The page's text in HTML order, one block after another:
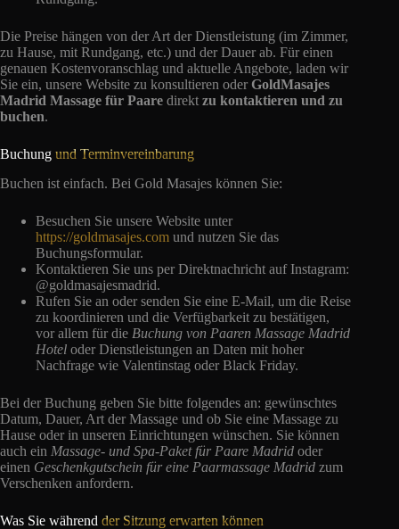
Die Preise hängen von der Art der Dienstleistung (im Zimmer,
zu Hause, mit Rundgang, etc.) und der Dauer ab. Für einen
genauen Kostenvoranschlag und aktuelle Angebote, laden wir
Sie ein, unsere Website zu konsultieren oder GoldMasajes
Madrid Massage für Paare direkt zu kontaktieren und zu
buchen.
Buchung und Terminvereinbarung
Buchen ist einfach. Bei Gold Masajes können Sie:
Besuchen Sie unsere Website unter
https://goldmasajes.com und nutzen Sie das
Buchungsformular.
Kontaktieren Sie uns per Direktnachricht auf Instagram:
@goldmasajesmadrid.
Rufen Sie an oder senden Sie eine E-Mail, um die Reise
zu koordinieren und die Verfügbarkeit zu bestätigen,
vor allem für die Buchung von Paaren Massage Madrid
Hotel oder Dienstleistungen an Daten mit hoher
Nachfrage wie Valentinstag oder Black Friday.
Bei der Buchung geben Sie bitte folgendes an: gewünschtes
Datum, Dauer, Art der Massage und ob Sie eine Massage zu
Hause oder in unseren Einrichtungen wünschen. Sie können
auch ein Massage- und Spa-Paket für Paare Madrid oder
einen Geschenkgutschein für eine Paarmassage Madrid zum
Verschenken anfordern.
Was Sie während der Sitzung erwarten können